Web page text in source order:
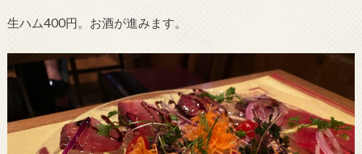
生ハム400円。お酒が進みます。